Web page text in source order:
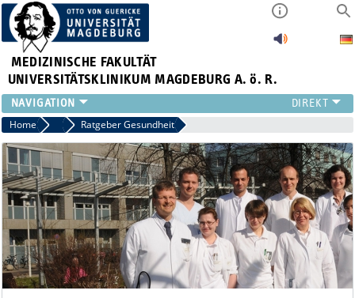
MEDIZINISCHE FAKULTÄT
UNIVERSITÄTSKLINIKUM MAGDEBURG A. ö. R.
INSTITUTE
KLINIKEN
ZENTRALE EINRICHTUNGEN
FORSCHUNG
PRESSE
ÜBER UNS
INTERNATIONAL
INTRANET
Home Patienten & Gäste
Ratgeber Gesundheit